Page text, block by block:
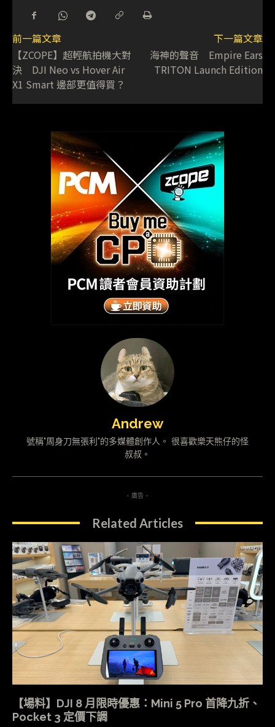
前一篇文章
【ZCOPE】超輕航拍機大對
決 DJI Neo vs Hover Air
X1 Smart 邊部更值得買？
下一篇文章
海神的聲音 Empire Ears
TRITON Launch Edition
Andrew
號稱"周身刀無張利"的多媒體創作人。 很喜歡樂天熊仔的怪
叔叔。
- 廣告 -
Related Articles
【場料】DJI 8 月限時優惠：Mini 5 Pro 首降九折、
Pocket 3 定價下調